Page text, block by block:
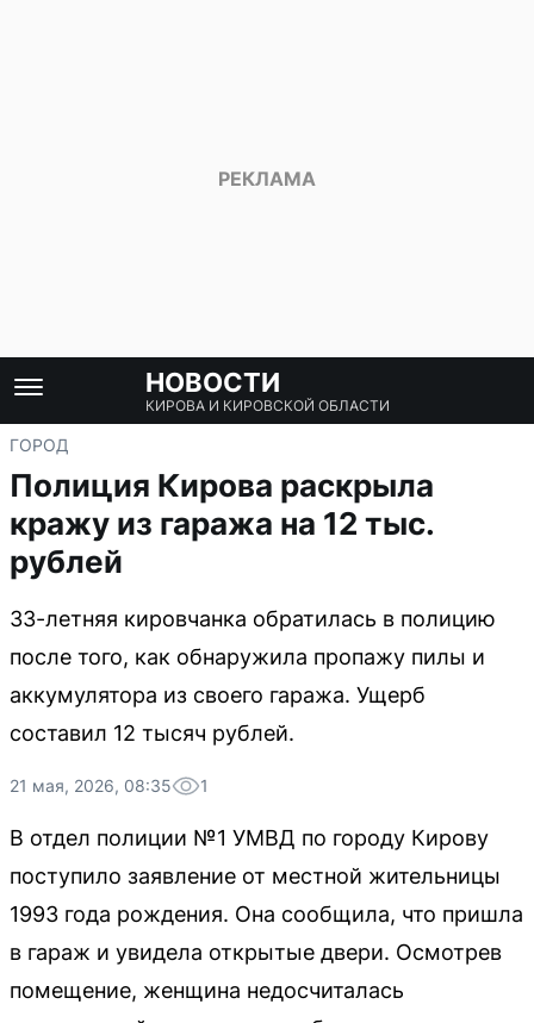
НОВОСТИ
КИРОВА И КИРОВСКОЙ ОБЛАСТИ
ГОРОД
Полиция Кирова раскрыла
кражу из гаража на 12 тыс.
рублей
33-летняя кировчанка обратилась в полицию
после того, как обнаружила пропажу пилы и
аккумулятора из своего гаража. Ущерб
составил 12 тысяч рублей.
21 мая, 2026, 08:35 1
В отдел полиции №1 УМВД по городу Кирову
поступило заявление от местной жительницы
1993 года рождения. Она сообщила, что пришла
в гараж и увидела открытые двери. Осмотрев
помещение, женщина недосчиталась